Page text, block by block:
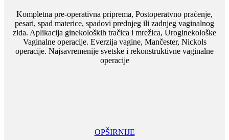
Kompletna pre-operativna priprema, Postoperatvno praćenje,
pesari, spad materice, spadovi prednjeg ili zadnjeg vaginalnog
zida. Aplikacija ginekoloških tračica i mrežica, Uroginekološke
Vaginalne operacije. Everzija vagine, Mančester, Nickols
operacije. Najsavremenije svetske i rekonstruktivne vaginalne
operacije
OPŠIRNIJE